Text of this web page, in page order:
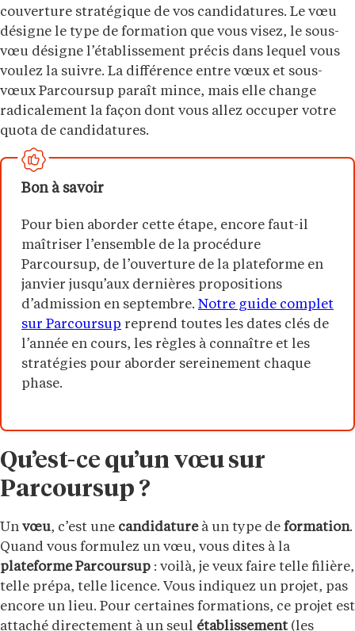
couverture stratégique de vos candidatures. Le vœu
désigne le type de formation que vous visez, le sous-
vœu désigne l’établissement précis dans lequel vous
voulez la suivre. La différence entre vœux et sous-
vœux Parcoursup paraît mince, mais elle change
radicalement la façon dont vous allez occuper votre
quota de candidatures.
Bon à savoir
Pour bien aborder cette étape, encore faut-il
maîtriser l’ensemble de la procédure
Parcoursup, de l’ouverture de la plateforme en
janvier jusqu’aux dernières propositions
d’admission en septembre. Notre guide complet
sur Parcoursup reprend toutes les dates clés de
l’année en cours, les règles à connaître et les
stratégies pour aborder sereinement chaque
phase.
Qu’est-ce qu’un vœu sur
Parcoursup ?
Un vœu, c’est une candidatureà un type de formation.
Quand vous formulez un vœu, vous dites à la
plateforme Parcoursup : voilà, je veux faire telle filière,
telle prépa, telle licence. Vous indiquez un projet, pas
encore un lieu. Pour certaines formations, ce projet est
attaché directement à un seul établissement(les